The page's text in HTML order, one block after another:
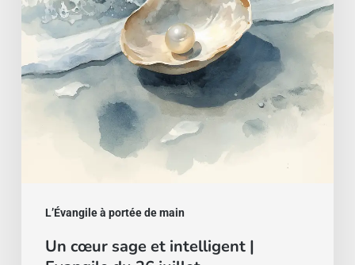
L’Évangile à portée de main
|
Evangile
du
26
Un cœur sage et intelligent |